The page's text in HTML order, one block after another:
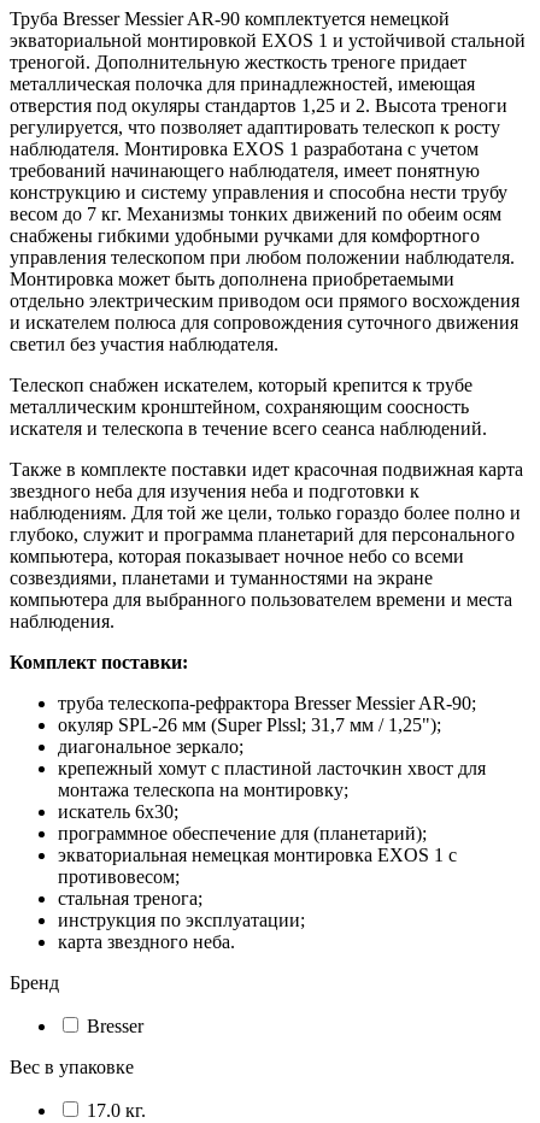
Труба Bresser Messier AR-90 комплектуется немецкой
экваториальной монтировкой EXOS 1 и устойчивой стальной
треногой. Дополнительную жесткость треноге придает
металлическая полочка для принадлежностей, имеющая
отверстия под окуляры стандартов 1,25 и 2. Высота треноги
регулируется, что позволяет адаптировать телескоп к росту
наблюдателя. Монтировка EXOS 1 разработана с учетом
требований начинающего наблюдателя, имеет понятную
конструкцию и систему управления и способна нести трубу
весом до 7 кг. Механизмы тонких движений по обеим осям
снабжены гибкими удобными ручками для комфортного
управления телескопом при любом положении наблюдателя.
Монтировка может быть дополнена приобретаемыми
отдельно электрическим приводом оси прямого восхождения
и искателем полюса для сопровождения суточного движения
светил без участия наблюдателя.
Телескоп снабжен искателем, который крепится к трубе
металлическим кронштейном, сохраняющим соосность
искателя и телескопа в течение всего сеанса наблюдений.
Также в комплекте поставки идет красочная подвижная карта
звездного неба для изучения неба и подготовки к
наблюдениям. Для той же цели, только гораздо более полно и
глубоко, служит и программа планетарий для персонального
компьютера, которая показывает ночное небо со всеми
созвездиями, планетами и туманностями на экране
компьютера для выбранного пользователем времени и места
наблюдения.
Комплект поставки:
труба телескопа-рефрактора Bresser Messier AR-90;
окуляр SPL-26 мм (Super Plssl; 31,7 мм / 1,25");
диагональное зеркало;
крепежный хомут с пластиной ласточкин хвост для
монтажа телескопа на монтировку;
искатель 6х30;
программное обеспечение для (планетарий);
экваториальная немецкая монтировка EXOS 1 с
противовесом;
стальная тренога;
инструкция по эксплуатации;
карта звездного неба.
Бренд
Bresser
Вес в упаковке
17.0 кг.